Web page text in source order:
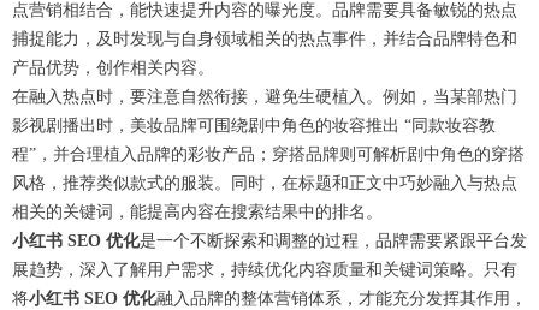
点营销相结合，能快速提升内容的曝光度。品牌需要具备敏锐的热点
捕捉能力，及时发现与自身领域相关的热点事件，并结合品牌特色和
产品优势，创作相关内容。​
在融入热点时，要注意自然衔接，避免生硬植入。例如，当某部热门
影视剧播出时，美妆品牌可围绕剧中角色的妆容推出 “同款妆容教
程”，并合理植入品牌的彩妆产品； 穿搭品牌则可解析剧中角色的穿搭
风格 ，推荐类似款式的服装。同时，在标题和正文中巧妙融入与热点
相关的关键词，能提高内容在搜索结果中的排名。
小红书 SEO 优化是一个不断探索和调整的过程，品牌需要紧跟平台发
展趋势，深入了解用户需求，持续优化内容质量和关键词策略。只有
将小红书 SEO 优化融入品牌的整体营销体系，才能充分发挥其作用，